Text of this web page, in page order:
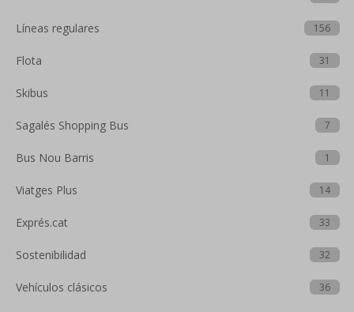
Líneas regulares 156
Flota 31
Skibus 11
Sagalés Shopping Bus 7
Bus Nou Barris 1
Viatges Plus 14
Exprés.cat 33
Sostenibilidad 32
Vehículos clásicos 36